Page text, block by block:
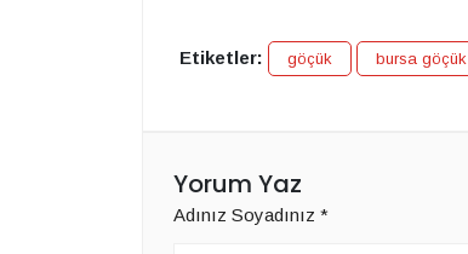
Etiketler: göçük bursa göçük
Yorum Yaz
Adınız Soyadınız *